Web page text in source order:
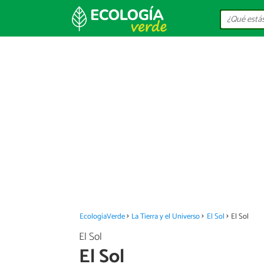
EcologíaVerde La Tierra y el Universo El Sol El Sol
El Sol
El Sol